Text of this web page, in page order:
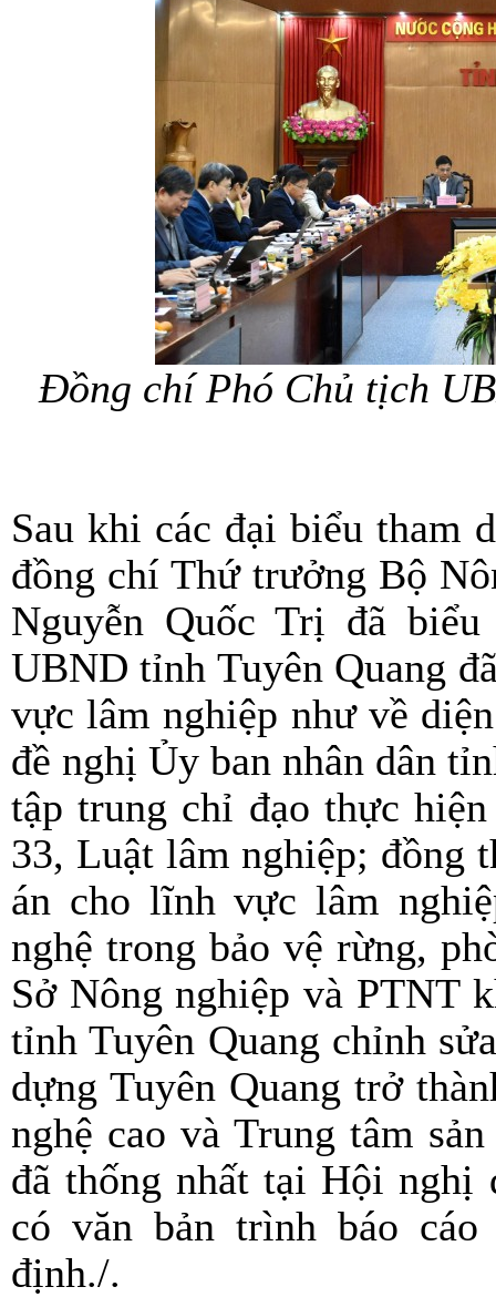
Đồng chí Phó Chủ tịch
Sau khi các đại biểu tham
đồng chí Thứ trưởng Bộ
Nguyễn Quốc Trị đã
UBND tỉnh Tuyên Quang
vực lâm nghiệp như về
đề nghị Ủy ban nhân dân
tập trung chỉ đạo thực
33, Luật lâm nghiệp; đồng
án cho lĩnh vực lâm
nghệ trong bảo vệ rừng,
Sở Nông nghiệp và PTNT
tỉnh Tuyên Quang chỉnh
dựng Tuyên Quang trở
nghệ cao và Trung tâm
đã thống nhất tại Hội nghị
có văn bản trình báo
định./.